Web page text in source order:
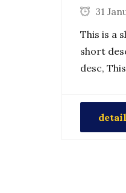
31
This is a
short
desc,